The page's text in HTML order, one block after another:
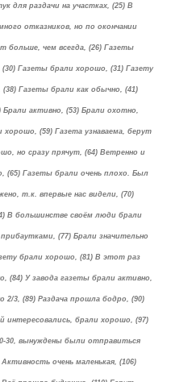
для раздачи на участках, (25) В
отказников, но по окончании
больше, чем всегда, (26) Газеты
Газеты брали хорошо, (31) Газету
Газеты брали как обычно, (41)
активно, (53) Брали охотно,
хорошо, (59) Газета узнаваема, берут
но сразу прячут, (64) Ветренно и
(65) Газеты брали очень плохо. Был
т.к. впервые нас видели, (70)
В большинстве своём люди брали
(77) Брали значительно
брали хорошо, (81) В этот раз
У завода газеты брали активно,
2/3, (89) Раздача прошла бодро, (90)
интересовались, брали хорошо, (97)
30, вынуждены были отправиться
очень маленькая, (106)